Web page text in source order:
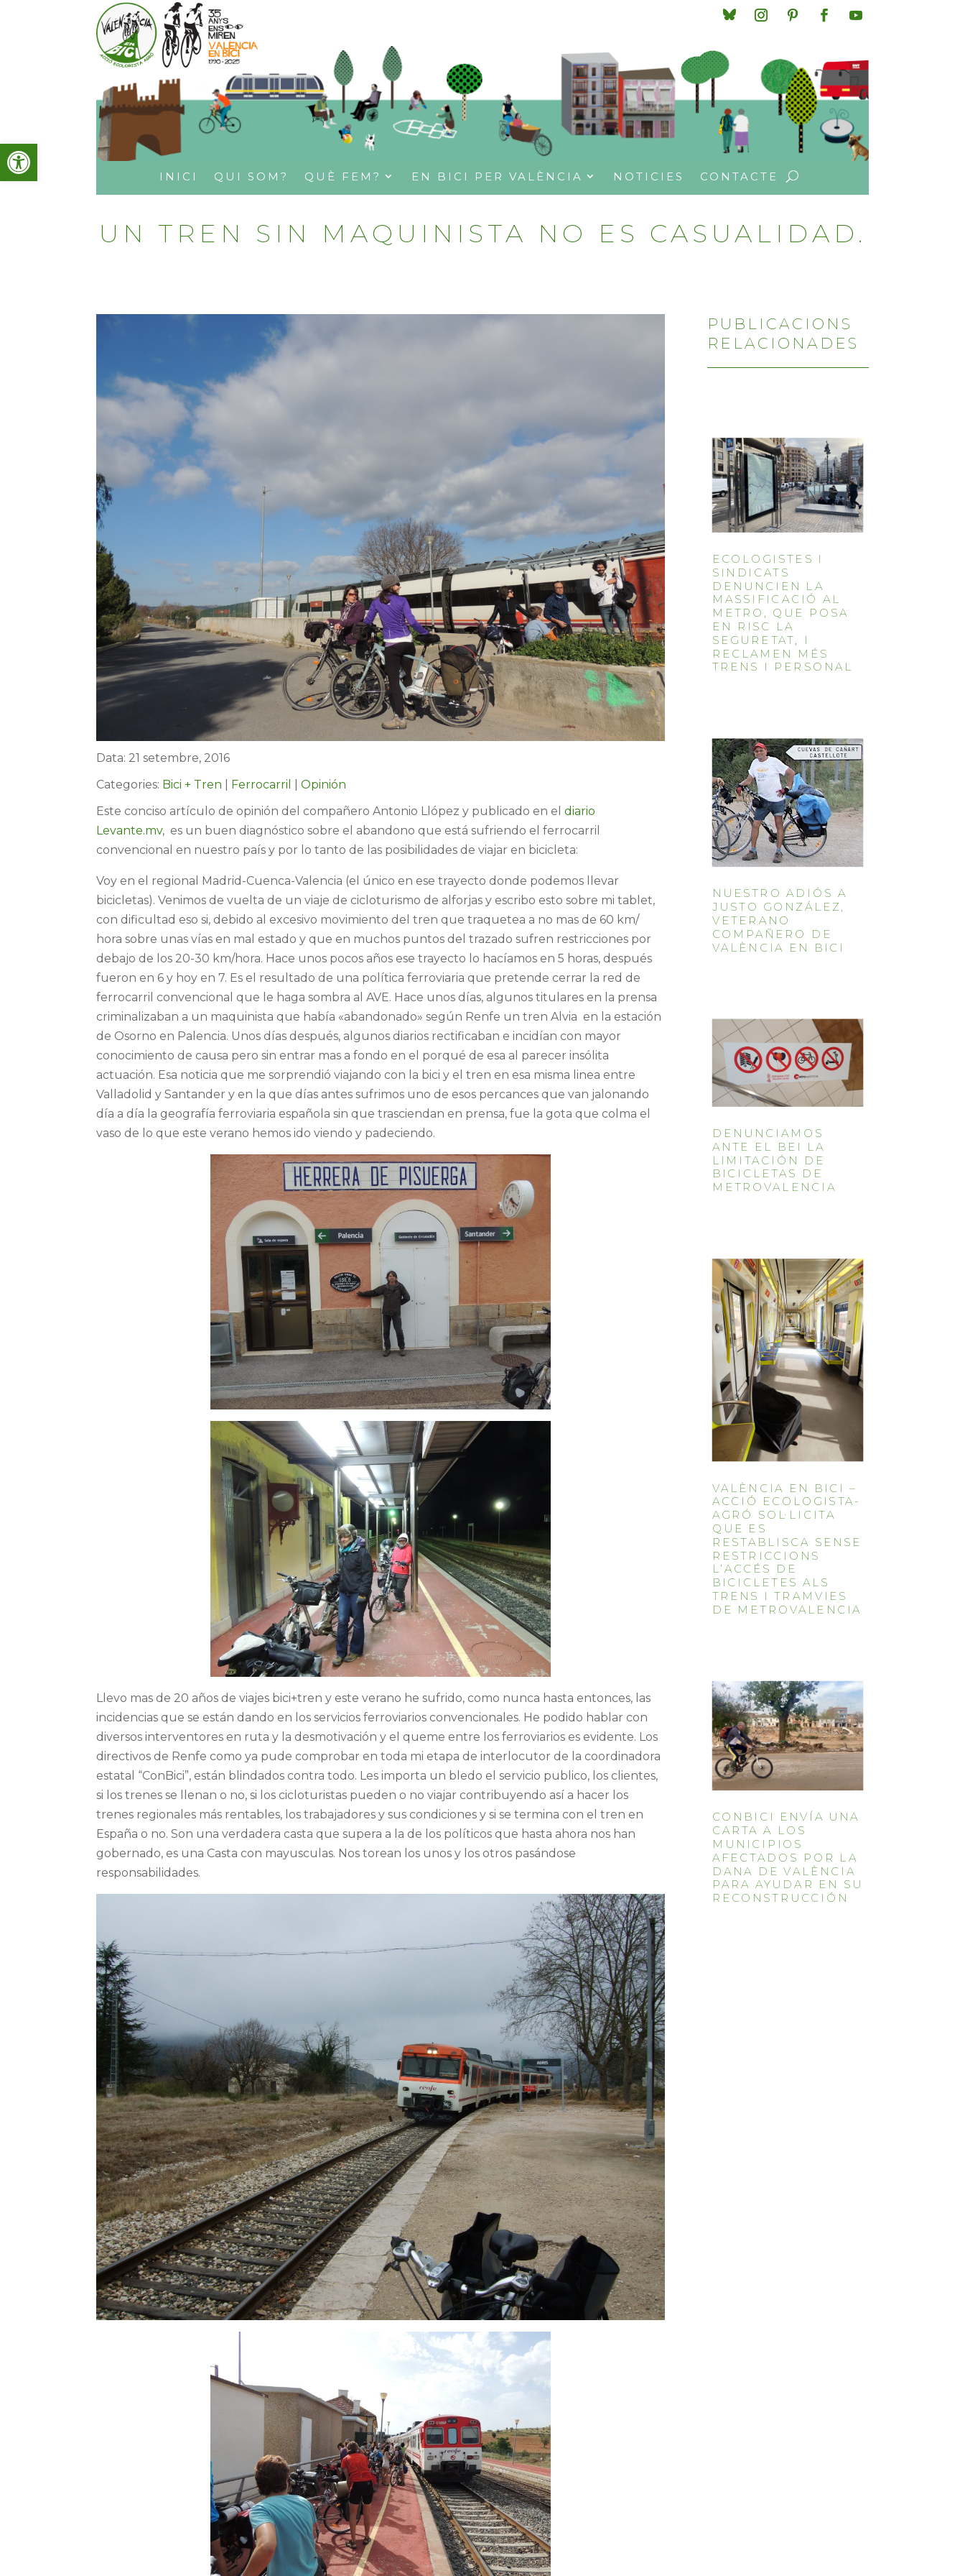
Obre la barra d'eines
INICI QUI SOM? QUÈ FEM? EN BICI PER VALÈNCIA NOTICIES CONTACTE
UN TREN SIN MAQUINISTA NO ES CASUALIDAD.
Data: 21 setembre, 2016
Categories: Bici + Tren Ferrocarril |Opinión
Este conciso artículo de opinión del compañero Antonio Llópez y publicado en eldiario
Levante.mv, es un buen diagnóstico sobre el abandono que está sufriendo el ferrocarril
convencional en nuestro país y por lo tanto de las posibilidades de viajar en bicicleta:
Voy en el regional Madrid-Cuenca-Valencia (el único en ese trayecto donde podemos llevar
bicicletas). Venimos de vuelta de un viaje de cicloturismo de alforjas y escribo esto sobre mi tablet,
con dificultad eso si, debido al excesivo movimiento del tren que traquetea a no mas de 60 km/
hora sobre unas vías en mal estado y que en muchos puntos del trazado sufren restricciones por
debajo de los 20-30 km/hora. Hace unos pocos años ese trayecto lo hacíamos en 5 horas, después
fueron en 6 y hoy en 7. Es el resultado de una política ferroviaria que pretende cerrar la red de
ferrocarril convencional que le haga sombra al AVE. Hace unos días, algunos titulares en la prensa
criminalizaban a un maquinista que había «abandonado» según Renfe un tren Alvia en la estación
de Osorno en Palencia. Unos días después, algunos diarios rectificaban e incidían con mayor
conocimiento de causa pero sin entrar mas a fondo en el porqué de esa al parecer insólita
actuación. Esa noticia que me sorprendió viajando con la bici y el tren en esa misma linea entre
Valladolid y Santander y en la que días antes sufrimos uno de esos percances que van jalonando
día a día la geografía ferroviaria española sin que trasciendan en prensa, fue la gota que colma el
vaso de lo que este verano hemos ido viendo y padeciendo.
Llevo mas de 20 años de viajes bici+tren y este verano he sufrido, como nunca hasta entonces, las
incidencias que se están dando en los servicios ferroviarios convencionales. He podido hablar con
diversos interventores en ruta y la desmotivación y el queme entre los ferroviarios es evidente. Los
directivos de Renfe como ya pude comprobar en toda mi etapa de interlocutor de la coordinadora
estatal “ConBici”, están blindados contra todo. Les importa un bledo el servicio publico, los clientes,
si los trenes se llenan o no, si los cicloturistas pueden o no viajar contribuyendo así a hacer los
trenes regionales más rentables, los trabajadores y sus condiciones y si se termina con el tren en
España o no. Son una verdadera casta que supera a la de los políticos que hasta ahora nos han
gobernado, es una Casta con mayusculas. Nos torean los unos y los otros pasándose
responsabilidades.
PUBLICACIONS
RELACIONADES
ECOLOGISTES I
SINDICATS
DENUNCIEN LA
MASSIFICACIÓ AL
METRO, QUE POSA
EN RISC LA
SEGURETAT, I
RECLAMEN MÉS
TRENS I PERSONAL
NUESTRO ADIÓS A
JUSTO GONZÁLEZ,
VETERANO
COMPAÑERO DE
VALÈNCIA EN BICI
DENUNCIAMOS
ANTE EL BEI LA
LIMITACIÓN DE
BICICLETAS DE
METROVALENCIA
VALÈNCIA EN BICI –
ACCIÓ ECOLOGISTA-
AGRÓ SOL·LICITA
QUE ES
RESTABLISCA SENSE
RESTRICCIONS
L’ACCÉS DE
BICICLETES ALS
TRENS I TRAMVIES
DE METROVALENCIA
CONBICI ENVÍA UNA
CARTA A LOS
MUNICIPIOS
AFECTADOS POR LA
DANA DE VALÈNCIA
PARA AYUDAR EN SU
RECONSTRUCCIÓN